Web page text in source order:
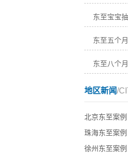
东至宝宝
东至五个
东至八个
地区新闻/
北京东至案例
珠海东至案例
徐州东至案例